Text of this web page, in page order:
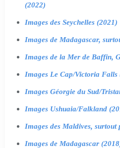
(2022)
Images des Seychelles (2021)
Images de Madagascar,
Images de la Mer de Baffin,
Images Le Cap/Victoria Falls
Images Géorgie du Sud/
Images Ushuaia/Falkland
Images des Maldives, surtout
Images de Madagascar